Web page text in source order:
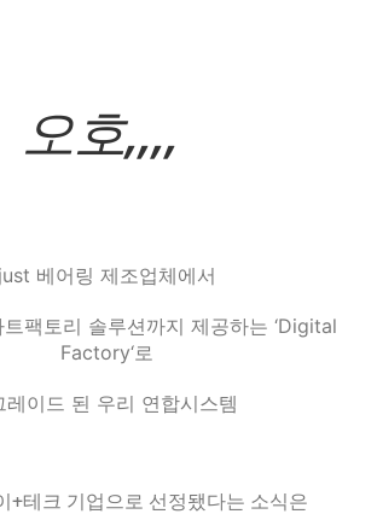
오호,,,,
just 베어링 제조업체에서
팩토리 솔루션까지 제공하는 ‘Digital
Factory‘로
레이드 된 우리 연합시스템
+테크 기업으로 선정됐다는 소식은